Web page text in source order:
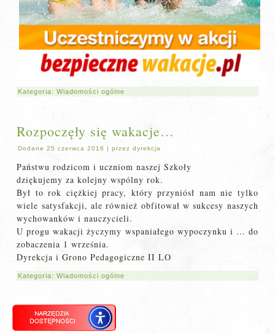
Kategoria:Wiadomości ogólne
Rozpoczęły się wakacje…
Dodane 25 czerwca 2016 |przez dyrekcja
Państwu rodzicom i uczniom naszej Szkoły
dziękujemy za kolejny wspólny rok.
Był to rok ciężkiej pracy, który przyniósł nam nie tylko
wiele satysfakcji, ale również obfitował w sukcesy naszych
wychowanków i nauczycieli.
U progu wakacji życzymy wspaniałego wypoczynku i … do
zobaczenia 1 września.
Dyrekcja i Grono Pedagogiczne II LO
Kategoria:Wiadomości ogólne